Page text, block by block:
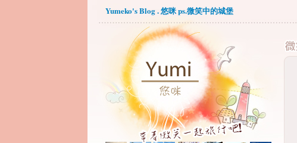
Yumeko's Blog . 悠咪 ps.微笑中的城堡